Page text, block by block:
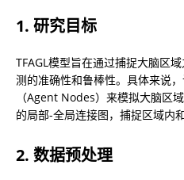
1. 研究目标
TFAGL模型旨在通过捕捉大脑区
测的准确性和鲁棒性。具体来说
（Agent Nodes）来模拟大脑区
的局部-全局连接图，捕捉区域内
2. 数据预处理